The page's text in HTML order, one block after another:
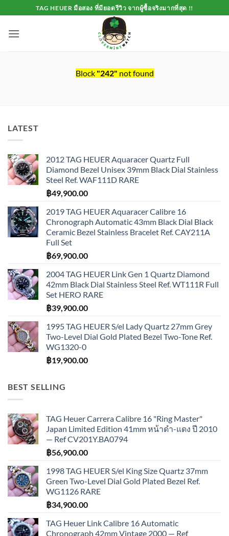
to
content
TAG HEUER มือสอง ที่มียอดรีวิว จากผู้ซื้อจริงมากที่สุด !!
Block "242" not found
LATEST
2012 TAG HEUER Aquaracer Quartz Full
Diamond Bezel Unisex 39mm Black Dial Stainless
Steel Ref. WAF111D RARE
฿49,900.00
2019 TAG HEUER Aquaracer Calibre 16
Chronograph Automatic 43mm Black Dial Black
Ceramic Bezel Stainless Bracelet Ref. CAY211A
Full Set
฿69,900.00
2004 TAG HEUER Link Gen 1 Quartz Diamond
42mm Black Dial Stainless Steel Ref. WT111R Full
Set HERO RARE
฿39,900.00
1995 TAG HEUER S/el Lady Quartz 27mm Grey
Two-Level Dial Gold Plated Bezel Two-Tone Ref.
WG1320-0
฿19,900.00
BEST SELLING
TAG Heuer Carrera Calibre 16 "Ring Master"
Japan Limited Edition 41mm หน้าดำ-แดง ปี 2010
— Ref CV201Y.BA0794
฿56,900.00
1998 TAG HEUER S/el King Size Quartz 37mm
Green Two-Level Dial Gold Plated Bezel Ref.
WG1126 RARE
฿34,900.00
TAG Heuer Link Calibre 16 Automatic
Chronograph 42mm Vintage 2000 — Ref